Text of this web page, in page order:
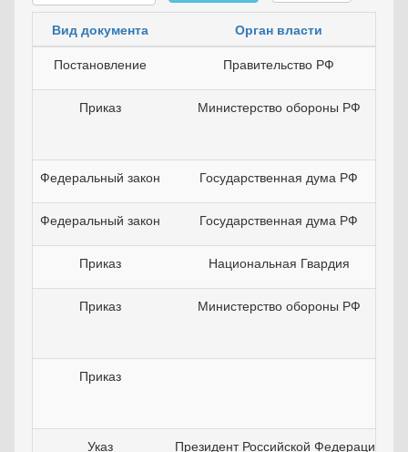
Вид документа Орган власти
Постановление
Правительство РФ
Приказ Министерство обороны РФ
Федеральный закон Государственная дума РФ
Федеральный закон Государственная дума РФ
Приказ Национальная Гвардия
Приказ Министерство обороны РФ
Приказ
Указ Президент Российской Федерации